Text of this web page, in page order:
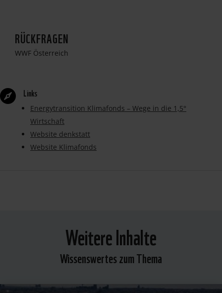
RÜCKFRAGEN
WWF Österreich
 Links
Energytransition Klimafonds – Wege in die 1,5°
Wirtschaft
Website denkstatt
Website Klimafonds
Weitere Inhalte
Wissenswertes zum Thema